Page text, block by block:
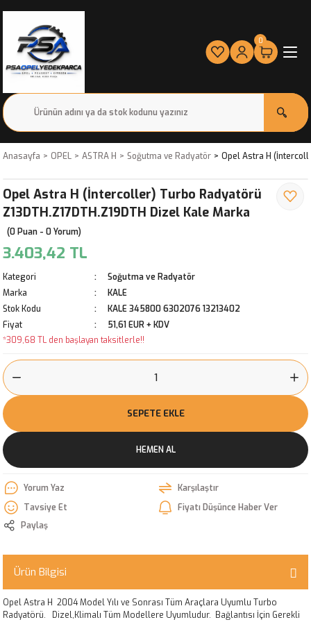
0
Anasayfa OPEL ASTRA H Soğutma ve Radyatör Opel Astra H
Opel Astra H (İntercoller) Turbo Radyatörü
Z13DTH.Z17DTH.Z19DTH Dizel Kale Marka
(0 Puan - 0 Yorum)
3.403,42 TL
Kategori
Soğutma ve Radyatör
Marka
KALE
Stok Kodu
KALE 345800 6302076 13213402
Fiyat
51,61 EUR + KDV
*309,68 TL den başlayan taksitlerle!!
SEPETE EKLE
HEMEN AL
Yorum Yaz
Karşılaştır
Tavsiye Et
Fiyatı Düşünce Haber Ver
Paylaş
Ürün Bilgisi
Opel Astra H 2004 Model Yılı ve Sonrası Tüm Araçlara Uyumlu Turbo
Radyatörü. Dizel,Klimalı Tüm Modellere Uyumludur. Bağlantısı İçin Gerekli